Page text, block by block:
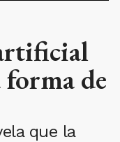
de
que la